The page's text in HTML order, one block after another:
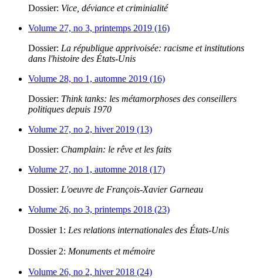
Dossier: Vice, déviance et criminialité
Volume 27, no 3, printemps 2019 (16)
Dossier: La république apprivoisée: racisme et institutions
dans l'histoire des États-Unis
Volume 28, no 1, automne 2019 (16)
Dossier: Think tanks: les métamorphoses des conseillers
politiques depuis 1970
Volume 27, no 2, hiver 2019 (13)
Dossier: Champlain: le rêve et les faits
Volume 27, no 1, automne 2018 (17)
Dossier: L'oeuvre de François-Xavier Garneau
Volume 26, no 3, printemps 2018 (23)
Dossier 1: Les relations internationales des États-Unis
Dossier 2: Monuments et mémoire
Volume 26, no 2, hiver 2018 (24)